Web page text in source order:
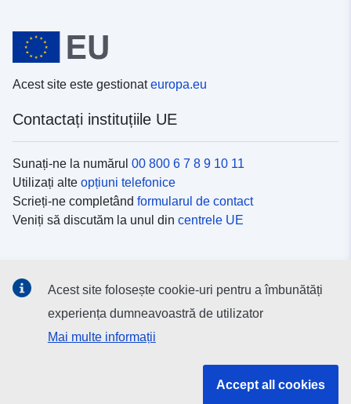
Acest site este gestionateuropa.eu
Contactați instituțiile UE
Sunați-ne la numărul 00 800 6 7 8 9 10 11
Utilizați alte opțiuni telefonice
Scrieți-ne completând formularul de contact
Veniți să discutăm la unul din centrele UE
Descoperiți canalele UEpe rețelele sociale
Instituțiile și organismele UE
Acest site folosește cookie-uri pentru a îmbunătăți
experiența dumneavoastră de utilizator
Mai multe informații
Accept all cookies